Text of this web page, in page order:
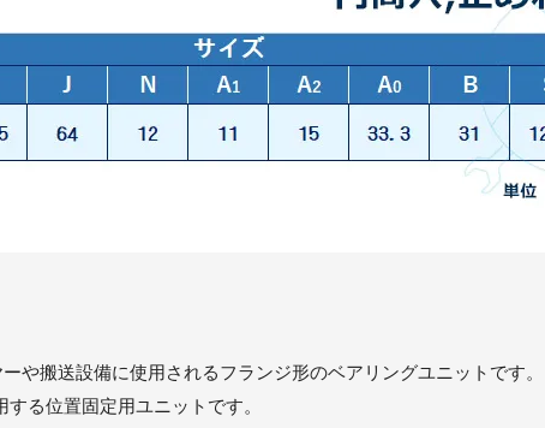
や搬送設備に使用されるフランジ形のベアリングユニットです。
る位置固定用ユニットです。